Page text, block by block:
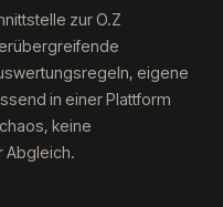
zur O.Z
eigene
in einer Plattform
keine
Abgleich.